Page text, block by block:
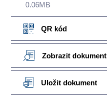
0.06MB
QR kód
Zobrazit dokument
Uložit dokument